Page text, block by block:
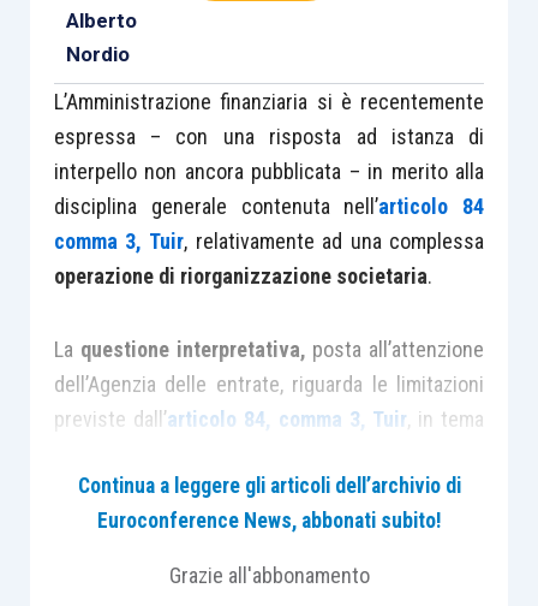
Alberto
Nordio
L’Amministrazione finanziaria si è recentemente
espressa – con una risposta ad istanza di
interpello non ancora pubblicata – in merito alla
disciplina generale contenuta nell’articolo 84
comma 3, Tuir, relativamente ad una complessa
operazione di riorganizzazione societaria.
La questione interpretativa, posta all’attenzione
dell’Agenzia delle entrate, riguarda le limitazioni
previste dall’articolo 84, comma 3, Tuir, in tema
verifichinocontestualmenteleseguenti
condizioni:
Continua a leggere gli articoli dell’archivio di
Euroconference News, abbonati subito!
Grazie all'abbonamento